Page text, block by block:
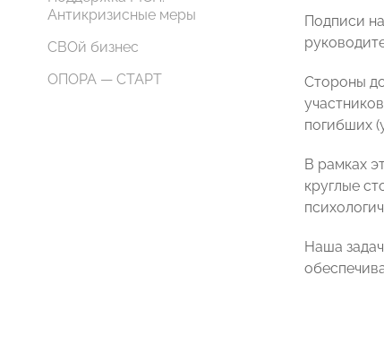
Антикризисные меры
СВОй бизнес
ОПОРА — СТАРТ
Подписи
Стороны
погибших
В рамках
круглые
Наша